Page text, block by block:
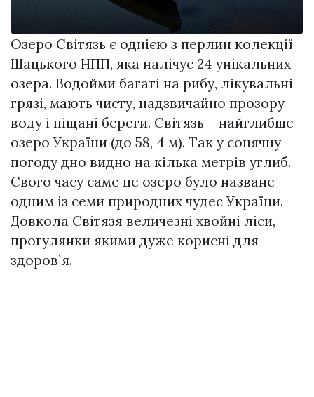
Озеро Світязь є однією з перлин колекції
Шацького НПП, яка налічує 24 унікальних
озера. Водойми багаті на рибу, лікувальні
грязі, мають чисту, надзвичайно прозору
воду і піщані береги. Світязь – найглибше
озеро України (до 58, 4 м). Так у сонячну
погоду дно видно на кілька метрів углиб.
Свого часу саме це озеро було назване
одним із семи природних чудес України.
Довкола Світязя величезні хвойні ліси,
прогулянки якими дуже корисні для
здоров`я.